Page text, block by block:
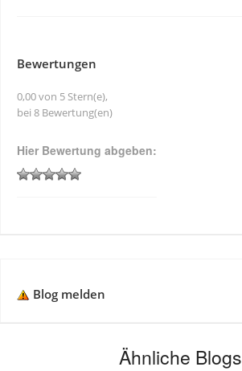
Bewertungen
0,00 von 5 Stern(e),
bei 8 Bewertung(en)
Hier Bewertung abgeben:
Blog melden
Ähnliche Blogs